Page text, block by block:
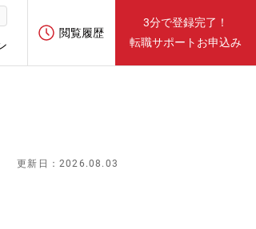
閲覧履歴
3分で登録完了！
転職サポートお申込み
更新日：2026.08.03